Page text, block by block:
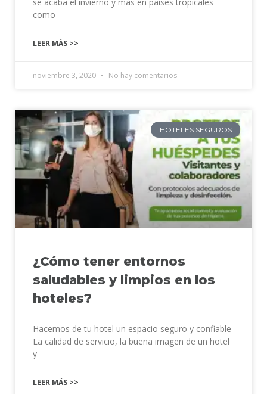
se acaba el invierno y más en países tropicales
como
LEER MÁS >>
noviembre 3, 2020 No hay comentarios
HOTELES SEGUROS
¿Cómo tener entornos
saludables y limpios en los
hoteles?
Hacemos de tu hotel un espacio seguro y confiable
La calidad de servicio, la buena imagen de un hotel
y
LEER MÁS >>